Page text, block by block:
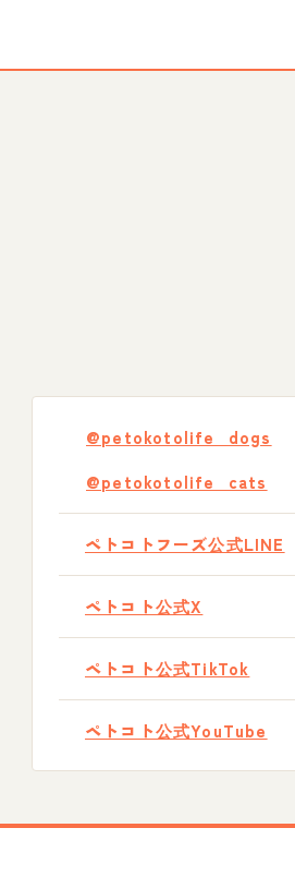
@petokotolife_dogs
@petokotolife_cats
ペトコトフーズ公式LINE
ペトコト公式X
ペトコト公式TikTok
ペトコト公式YouTube